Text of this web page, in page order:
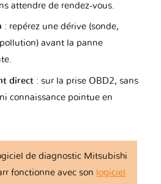
1 version
1 version
3 versions
attendre de rendez-vous.
: repérez une dérive (sonde,
avant la panne
direct : sur la prise OBD2, sans
connaissance pointue en
de diagnostic Mitsubishi
fonctionne avec son logiciel